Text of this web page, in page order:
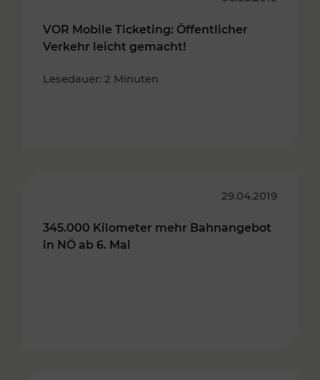
VOR Mobile Ticketing: Öffentlicher
Verkehr leicht gemacht!
Lesedauer: 2 Minuten
29.04.2019
345.000 Kilometer mehr Bahnangebot
in NÖ ab 6. Mai